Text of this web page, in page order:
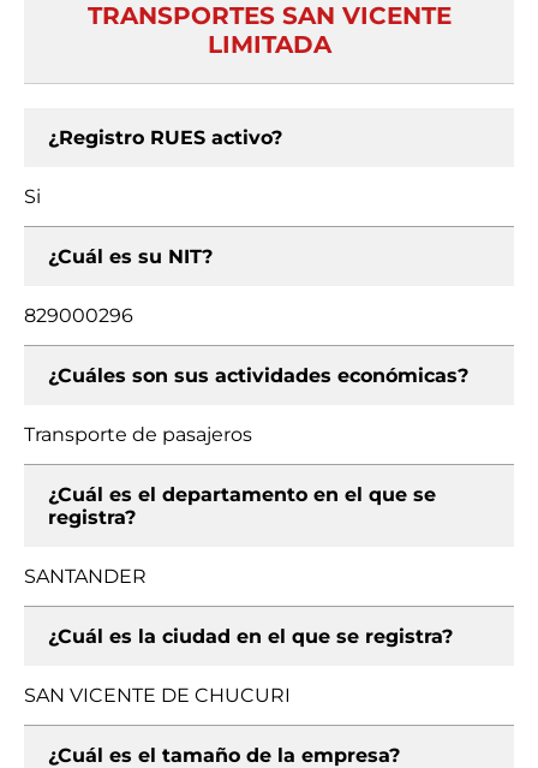
TRANSPORTES SAN VICENTE
LIMITADA
¿Registro RUES activo?
Si
¿Cuál es su NIT?
829000296
¿Cuáles son sus actividades económicas?
Transporte de pasajeros
¿Cuál es el departamento en el que se
registra?
SANTANDER
¿Cuál es la ciudad en el que se registra?
SAN VICENTE DE CHUCURI
¿Cuál es el tamaño de la empresa?